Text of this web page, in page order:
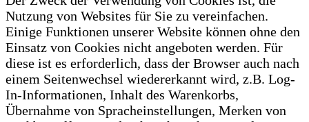
Nutzung von Websites für Sie zu vereinfachen.
Einige Funktionen unserer Website können ohne den
Einsatz von Cookies nicht angeboten werden. Für
diese ist es erforderlich, dass der Browser auch nach
einem Seitenwechsel wiedererkannt wird, z.B. Log-
In-Informationen, Inhalt des Warenkorbs,
Übernahme von Spracheinstellungen, Merken von